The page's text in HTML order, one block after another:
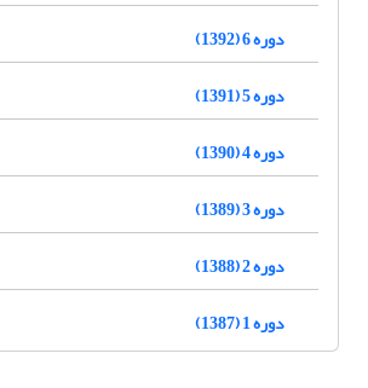
دوره 6 (1392)
دوره 5 (1391)
دوره 4 (1390)
دوره 3 (1389)
دوره 2 (1388)
دوره 1 (1387)